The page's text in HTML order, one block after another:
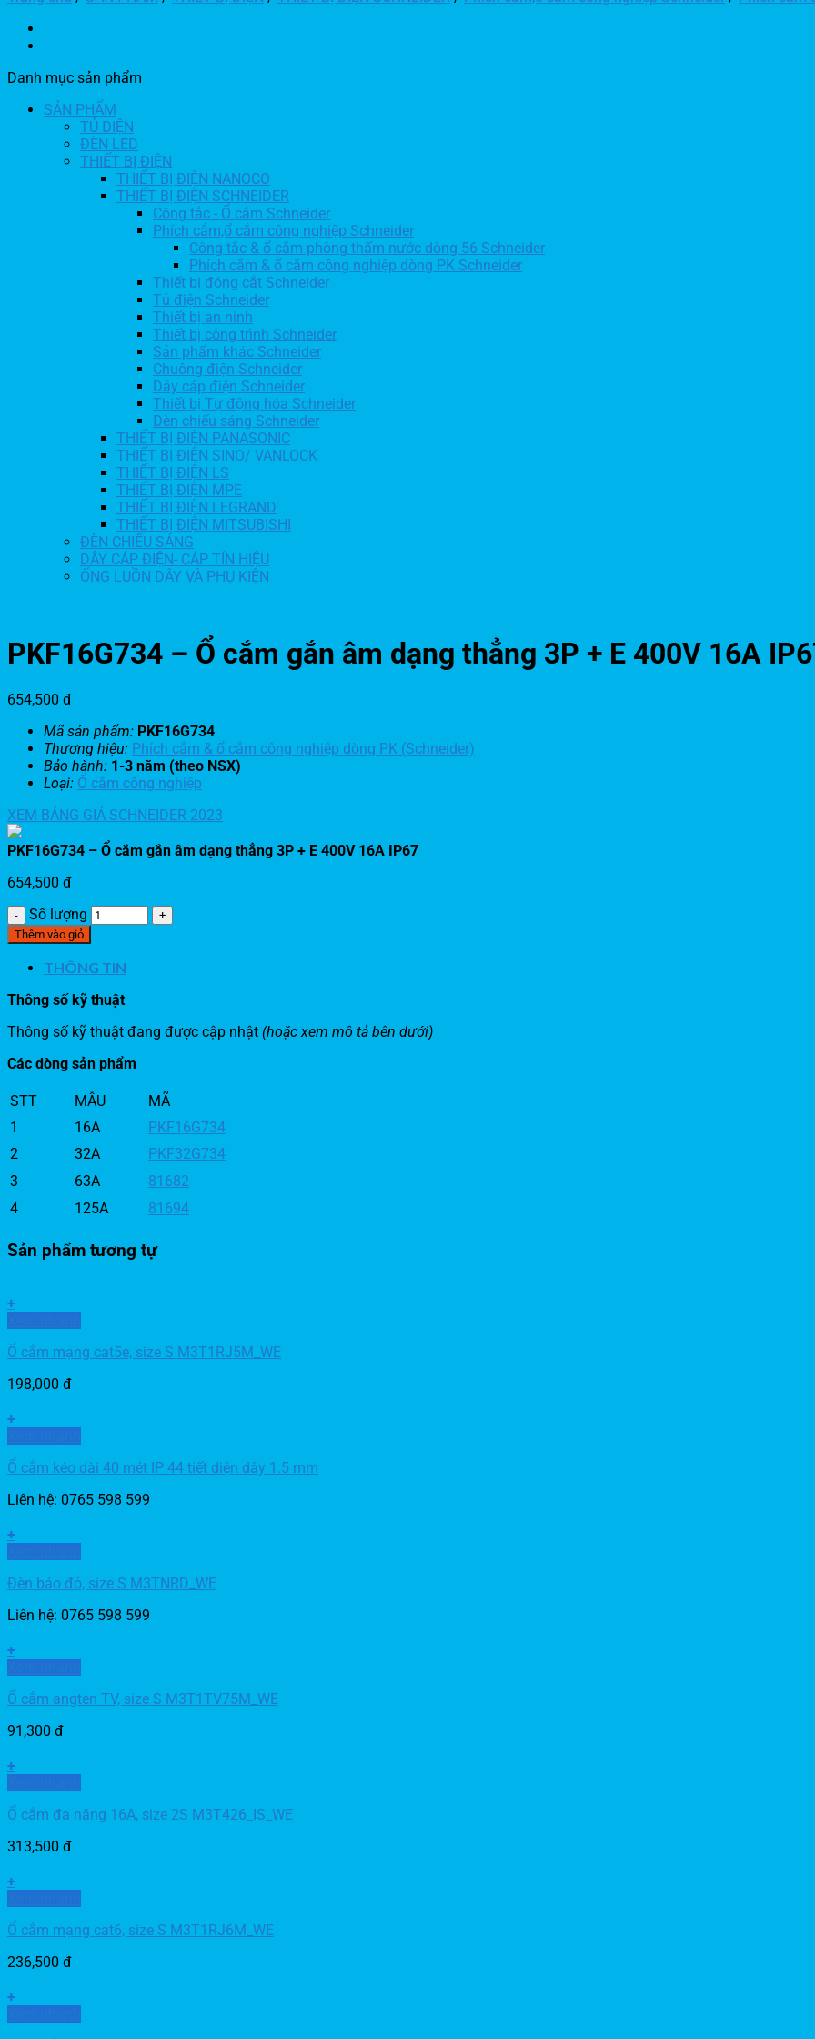
Danh mục sản phẩm
SẢN PHẨM
TỦ ĐIỆN
ĐÈN LED
THIẾT BỊ ĐIỆN
THIẾT BỊ ĐIỆN NANOCO
THIẾT BỊ ĐIỆN SCHNEIDER
Công tắc - Ổ cắm Schneider
Phích cắm,ổ cắm công nghiệp Schneider
Công tắc & ổ cắm phòng thấm nước dòng 56 Schneider
Phích cắm & ổ cắm công nghiệp dòng PK Schneider
Thiết bị đóng cắt Schneider
Tủ điện Schneider
Thiết bị an ninh
Thiết bị công trình Schneider
Sản phẩm khác Schneider
Chuông điện Schneider
Dây cáp điện Schneider
Thiết bị Tự động hóa Schneider
Đèn chiếu sáng Schneider
THIẾT BỊ ĐIỆN PANASONIC
THIẾT BỊ ĐIỆN SINO/ VANLOCK
THIẾT BỊ ĐIỆN LS
THIẾT BỊ ĐIỆN MPE
THIẾT BỊ ĐIỆN LEGRAND
THIẾT BỊ ĐIỆN MITSUBISHI
ĐÈN CHIẾU SÁNG
DÂY CÁP ĐIỆN- CÁP TÍN HIỆU
ỐNG LUỒN DÂY VÀ PHỤ KIỆN
PKF16G734 – Ổ cắm gắn âm dạng thẳng 3P + E 400V 16A
654,500 đ
Mã sản phẩm: PKF16G734
Thương hiệu: Phích cắm & ổ cắm công nghiệp dòng PK (Schneider)
Bảo hành: 1-3 năm (theo NSX)
Loại: Ổ cắm công nghiệp
XEM BẢNG GIÁ SCHNEIDER 2023
PKF16G734 – Ổ cắm gắn âm dạng thẳng 3P + E 400V 16A IP67
654,500 đ
Số lượng
Thêm vào giỏ
THÔNG TIN
Thông số kỹ thuật
Thông số kỹ thuật đang được cập nhật (hoặc xem mô tả bên dưới)
Các dòng sản phẩm
STT MẪU
MÃ
1
16A
PKF16G734
2
32A
PKF32G734
3
63A
81682
4
125A 81694
Sản phẩm tương tự
+
Ổ cắm mạng cat5e, size S M3T1RJ5M_WE
198,000 đ
+
Ổ cắm kéo dài 40 mét IP 44 tiết diện dây 1.5 mm
Liên hệ: 0765 598 599
+
Đèn báo đỏ, size S M3TNRD_WE
Liên hệ: 0765 598 599
+
Ổ cắm angten TV, size S M3T1TV75M_WE
91,300 đ
+
Ổ cắm đa năng 16A, size 2S M3T426_IS_WE
313,500 đ
+
Ổ cắm mạng cat6, size S M3T1RJ6M_WE
236,500 đ
+